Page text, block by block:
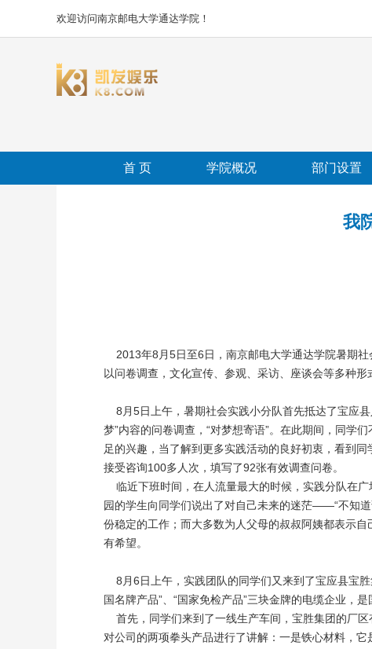
欢迎访问南京邮电大学通达学院！
首 页 学院概况 部门设置
我
2013年8月5日至6日，南京邮电大学通达学院暑期社
以问卷调查，文化宣传、参观、采访、座谈会等多种
8月5日上午，暑期社会实践小分队首先抵达了宝应县
梦”内容的问卷调查，“对梦想寄语”。在此期间，同学
足的兴趣，当了解到更多实践活动的良好初衷，看到
接受咨询100多人次，填写了92张有效调查问卷。
临近下班时间，在人流量最大的时候，实践分队在广
园的学生向同学们说出了对自己未来的迷茫——“不知
份稳定的工作；而大多数为人父母的叔叔阿姨都表示自
有希望。
8月6日上午，实践团队的同学们又来到了宝应县宝胜
国名牌产品”、“国家免检产品”三块金牌的电缆企业，
首先，同学们来到了一线生产车间，宝胜集团的厂区
对公司的两项拳头产品进行了讲解：一是铁心材料，